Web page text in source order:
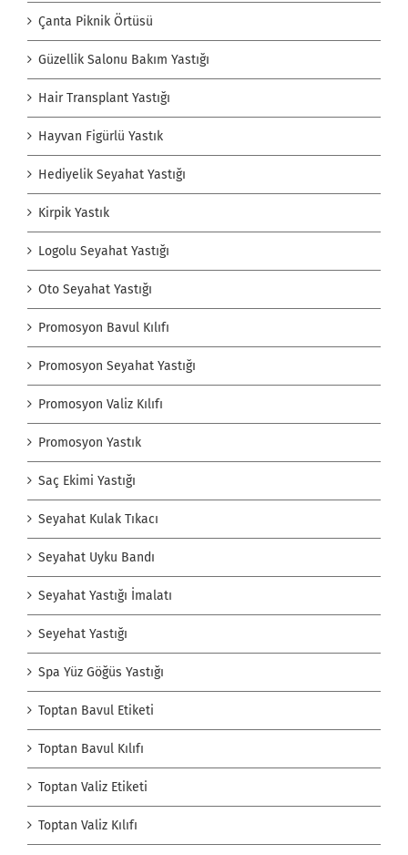
Çanta Piknik Örtüsü
Güzellik Salonu Bakım Yastığı
Hair Transplant Yastığı
Hayvan Figürlü Yastık
Hediyelik Seyahat Yastığı
Kirpik Yastık
Logolu Seyahat Yastığı
Oto Seyahat Yastığı
Promosyon Bavul Kılıfı
Promosyon Seyahat Yastığı
Promosyon Valiz Kılıfı
Promosyon Yastık
Saç Ekimi Yastığı
Seyahat Kulak Tıkacı
Seyahat Uyku Bandı
Seyahat Yastığı İmalatı
Seyehat Yastığı
Spa Yüz Göğüs Yastığı
Toptan Bavul Etiketi
Toptan Bavul Kılıfı
Toptan Valiz Etiketi
Toptan Valiz Kılıfı